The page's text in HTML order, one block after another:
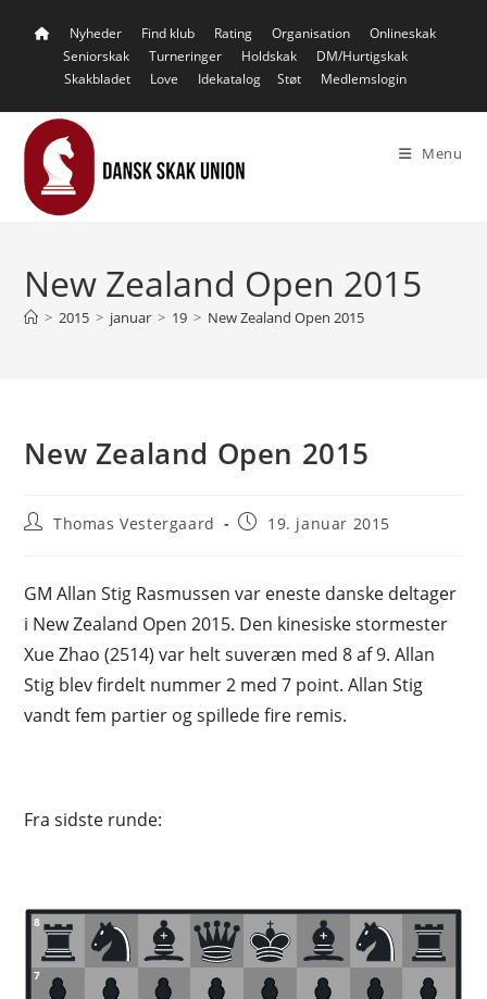
Nyheder Find klub Rating Organisation
Onlineskak
Seniorskak
Turneringer Holdskak
DM/Hurtigskak
Skakbladet
Love Idekatalog Støt Medlemslogin
Menu
New Zealand Open 2015
> 2015 > januar > 19 > New Zealand Open 2015
New Zealand Open 2015
PostThomas Vestergaard
Post19. januar 2015
GM Allan Stig Rasmussen var eneste danske deltager
i New Zealand Open 2015. Den kinesiske stormester
Xue Zhao (2514) var helt suveræn med 8 af 9. Allan
Stig blev firdelt nummer 2 med 7 point. Allan Stig
vandt fem partier og spillede fire remis.
Fra sidste runde:
8
7